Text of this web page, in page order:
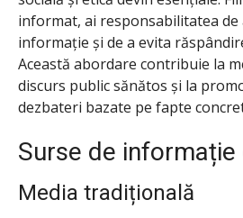
informat, ai responsabilitatea de
informație și de a evita
Această abordare contribuie la
discurs public sănătos și la
dezbateri bazate pe fapte
Surse de
Media tradițională